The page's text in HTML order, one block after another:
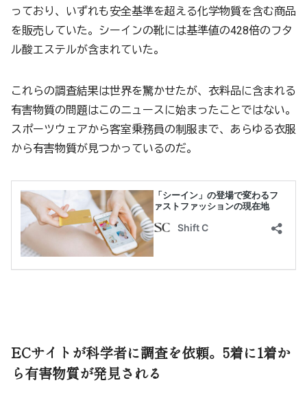
っており、いずれも安全基準を超える化学物質を含む商品
を販売していた。シーインの靴には基準値の428倍のフタ
ル酸エステルが含まれていた。
これらの調査結果は世界を驚かせたが、衣料品に含まれる
有害物質の問題はこのニュースに始まったことではない。
スポーツウェアから客室乗務員の制服まで、あらゆる衣服
から有害物質が見つかっているのだ。
ECサイトが科学者に調査を依頼。5着に1着か
ら有害物質が発見される